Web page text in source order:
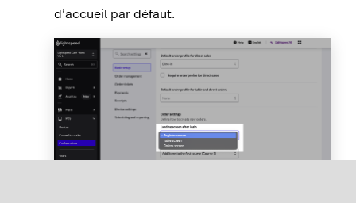
d’accueil par défaut.